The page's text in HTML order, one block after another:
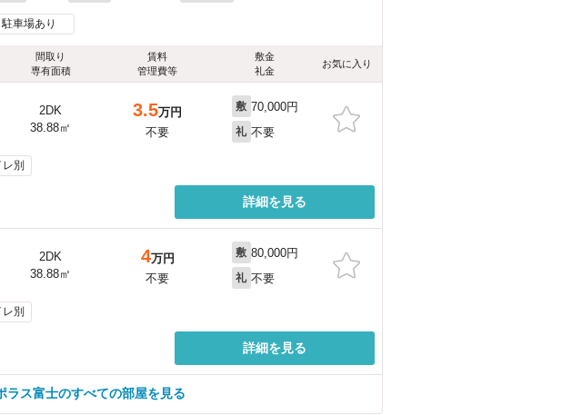
駐車場あり
間取り
専有面積
賃料
管理費等
敷金
礼金
お気に入り
2DK
38.88㎡
3.5万円
不要
敷 70,000円
礼 不要
別
詳細を見る
2DK
38.88㎡
4万円
不要
敷 80,000円
礼 不要
別
詳細を見る
ラス富士のすべての部屋を見る